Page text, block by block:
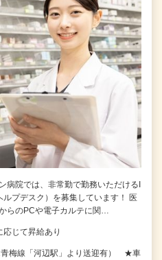
病院では、非常勤で勤務いただけるI
ルプデスク）を募集しています！ 医
らのPCや電子カルテに関…
じて昇給あり
青梅線「河辺駅」より送迎有） ★車